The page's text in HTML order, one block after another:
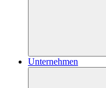
Unternehmen